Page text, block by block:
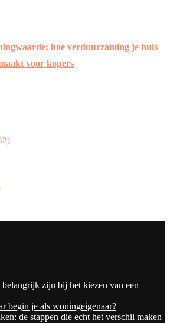
hoe verduurzaming je huis
voor kopers
zijn bij het kiezen van een
begin je als woningeigenaar?
de stappen die echt het verschil maken